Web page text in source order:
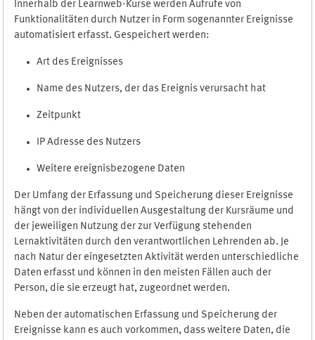
Innerhalb der Learnweb-Kurse werden Aufrufe von
Funktionalitäten durch Nutzer in Form sogenannter Ereignisse
automatisiert erfasst. Gespeichert werden:
Art des Ereignisses
Name des Nutzers, der das Ereignis verursacht hat
Zeitpunkt
IP Adresse des Nutzers
Weitere ereignisbezogene Daten
Der Umfang der Erfassung und Speicherung dieser Ereignisse
hängt von der individuellen Ausgestaltung der Kursräume und
der jeweiligen Nutzung der zur Verfügung stehenden
Lernaktivitäten durch den verantwortlichen Lehrenden ab. Je
nach Natur der eingesetzten Aktivität werden unterschiedliche
Daten erfasst und können in den meisten Fällen auch der
Person, die sie erzeugt hat, zugeordnet werden.
Neben der automatischen Erfassung und Speicherung der
Ereignisse kann es auch vorkommen, dass weitere Daten, die